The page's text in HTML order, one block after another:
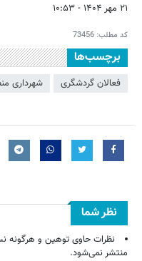
۲۱ مهر ۱۴۰۴ - ۱۰:۵۳
کد مطلب: 73456
برچسب‌ها
فعالان گردشگری شهرداری
نظر شما
نظرات حاوی توهین و هرگونه
منتشر نمی‌شود.